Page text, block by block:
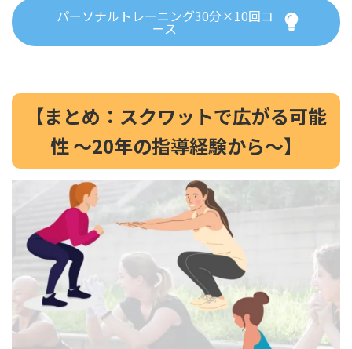
パーソナルトレーニング30分×10回コ
ース
【まとめ：スクワットで広がる可能
性 ～20年の指導経験から～】